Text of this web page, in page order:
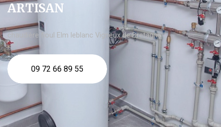
ARTISAN
chaudière fioul Elm leblanc Vigneux de Bretagne
09 72 66 89 55